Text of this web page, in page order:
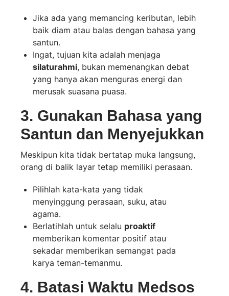
Jika ada yang memancing keributan, lebih
baik diam atau balas dengan bahasa yang
santun.
Ingat, tujuan kita adalah menjaga
silaturahmi, bukan memenangkan debat
yang hanya akan menguras energi dan
merusak suasana puasa.
3. Gunakan Bahasa yang
Santun dan Menyejukkan
Meskipun kita tidak bertatap muka langsung,
orang di balik layar tetap memiliki perasaan.
Pilihlah kata-kata yang tidak
menyinggung perasaan, suku, atau
agama.
Berlatihlah untuk selalu proaktif
memberikan komentar positif atau
sekadar memberikan semangat pada
karya teman-temanmu.
4. Batasi Waktu Medsos